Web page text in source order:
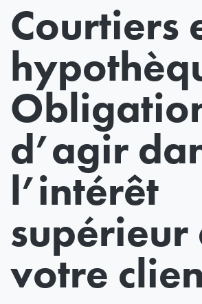
Courtiers
d’agir
l’intérêt
supérieur
votre